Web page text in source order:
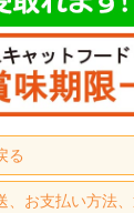
る
、お支払い方法